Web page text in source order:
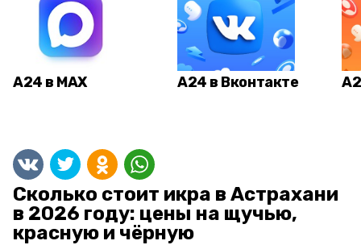
А24 в MAX А24 в Вконтакте
Сколько стоит икра в Астрахани
в 2026 году: цены на щучью,
красную и чёрную